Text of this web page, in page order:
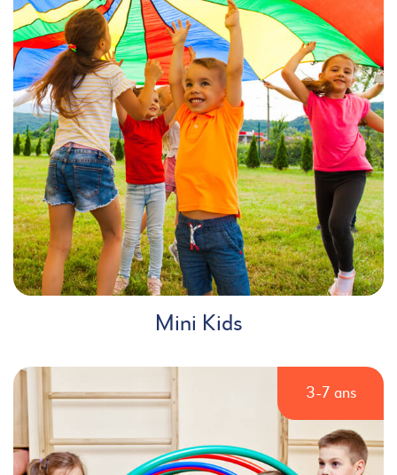
Mini Kids
3-7 ans